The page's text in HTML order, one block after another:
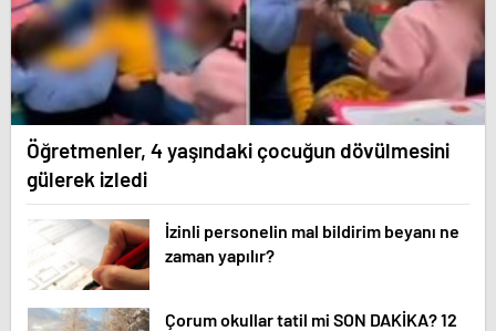
Öğretmenler, 4 yaşındaki çocuğun dövülmesini
gülerek izledi
İzinli personelin mal bildirim beyanı ne
zaman yapılır?
Çorum okullar tatil mi SON DAKİKA? 12